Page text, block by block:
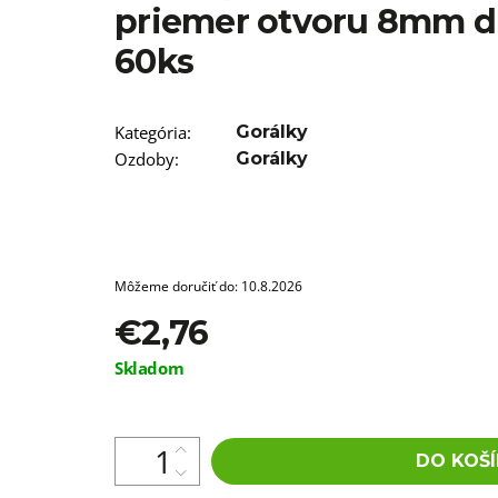
priemer otvoru 8mm
60ks
Kategória: Gorálky
Ozdoby: Gorálky
Môžeme doručiť do: 10.8.2026
€2,76
Jednotková
Skladom
DO
€5,96